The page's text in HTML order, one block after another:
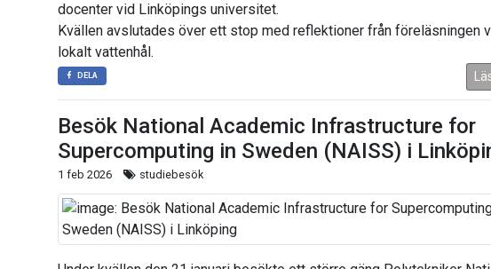
docenter vid Linköpings universitet.
Kvällen avslutades över ett stop med reflektioner från föreläsningen
lokalt vattenhål.
DELA
Besök National Academic Infrastructure for
Super­computing in Sweden (NAISS) i
1 feb 2026 studiebesök